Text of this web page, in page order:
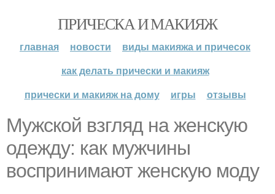
ПРИЧЕСКА И МАКИЯЖ
главная новости
виды макияжа и причесок
как делать прически и макияж
прически и макияж на дому
игры отзывы
Мужской взгляд на женскую
одежду: как мужчины
воспринимают женскую моду